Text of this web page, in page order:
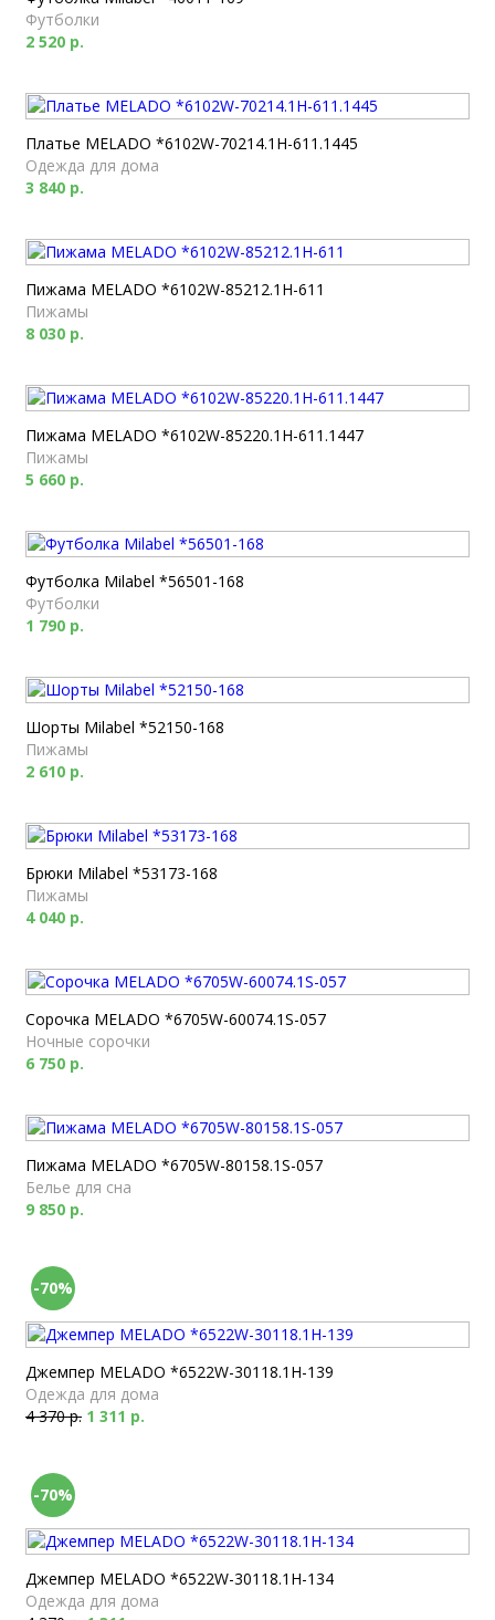
Футболки
2 520 р.
Платье MELADO *6102W-70214.1H-611.1445
Одежда для дома
3 840 р.
Пижама MELADO *6102W-85212.1H-611
Пижамы
8 030 р.
Пижама MELADO *6102W-85220.1H-611.1447
Пижамы
5 660 р.
Футболка Milabel *56501-168
Футболки
1 790 р.
Шорты Milabel *52150-168
Пижамы
2 610 р.
Брюки Milabel *53173-168
Пижамы
4 040 р.
Сорочка MELADO *6705W-60074.1S-057
Ночные сорочки
6 750 р.
Пижама MELADO *6705W-80158.1S-057
Белье для сна
9 850 р.
-70%
Джемпер MELADO *6522W-30118.1H-139
Одежда для дома
4 370 р. 1 311 р.
-70%
Джемпер MELADO *6522W-30118.1H-134
Одежда для дома